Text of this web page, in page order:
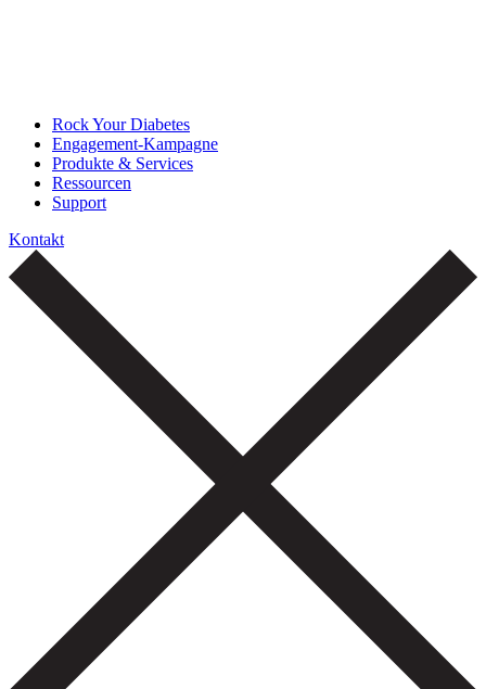
Rock Your Diabetes
Engagement-Kampagne
Produkte & Services
Ressourcen
Support
Kontakt